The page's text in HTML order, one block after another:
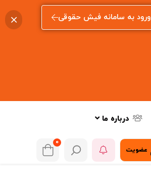
ورود به سامانه فیش حقوقی
درباره ما
عضویت
0